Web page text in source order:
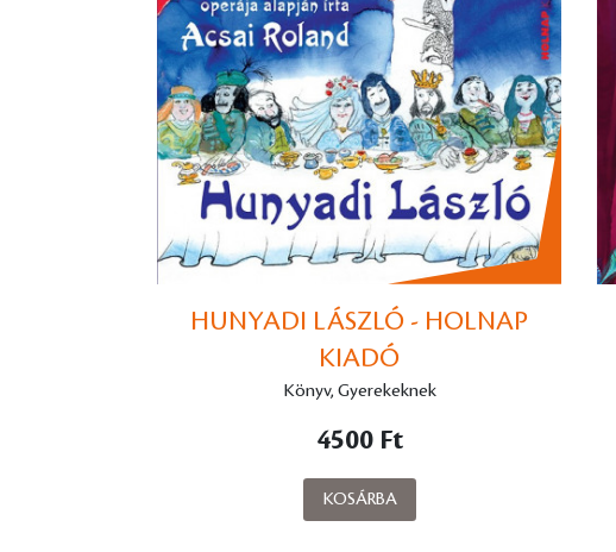
HUNYADI LÁSZLÓ - HOLNAP
KIADÓ
Könyv, Gyerekeknek
4500 Ft
KOSÁRBA